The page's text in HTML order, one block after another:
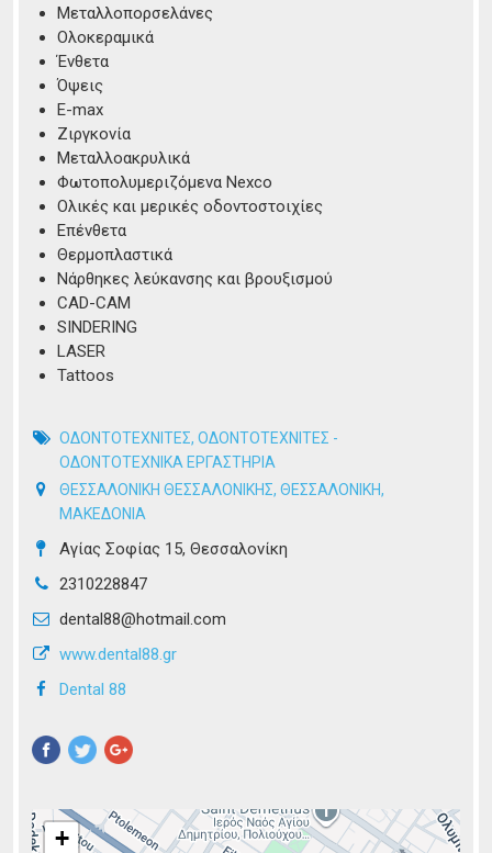
Μεταλλοπορσελάνες
Ολοκεραμικά
Ένθετα
Όψεις
E-max
Ζιργκονία
Μεταλλοακρυλικά
Φωτοπολυμεριζόμενα Nexco
Ολικές και μερικές οδοντοστοιχίες
Επένθετα
Θερμοπλαστικά
Νάρθηκες λεύκανσης και βρουξισμού
CAD-CAM
SINDERING
LASER
Tattoos
ΟΔΟΝΤΟΤΕΧΝΙΤΕΣ, ΟΔΟΝΤΟΤΕΧΝΙΤΕΣ -
ΟΔΟΝΤΟΤΕΧΝΙΚΑ ΕΡΓΑΣΤΗΡΙΑ
ΘΕΣΣΑΛΟΝΙΚΗ ΘΕΣΣΑΛΟΝΙΚΗΣ, ΘΕΣΣΑΛΟΝΙΚΗ,
ΜΑΚΕΔΟΝΙΑ
Αγίας Σοφίας 15, Θεσσαλονίκη
2310228847
dental88@hotmail.com
www.dental88.gr
Dental 88
+